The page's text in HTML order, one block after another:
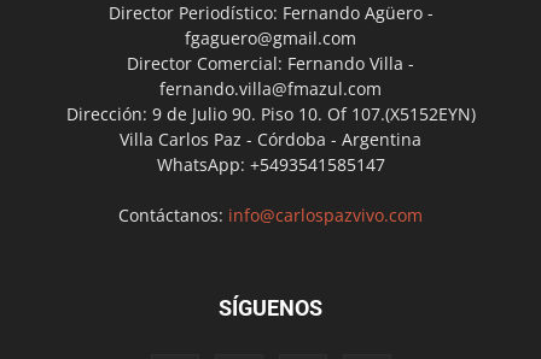
Director Periodístico: Fernando Agüero -
fgaguero@gmail.com
Director Comercial: Fernando Villa -
fernando.villa@fmazul.com
Dirección: 9 de Julio 90. Piso 10. Of 107.(X5152EYN)
Villa Carlos Paz - Córdoba - Argentina
WhatsApp: +5493541585147
Contáctanos: info@carlospazvivo.com
SÍGUENOS